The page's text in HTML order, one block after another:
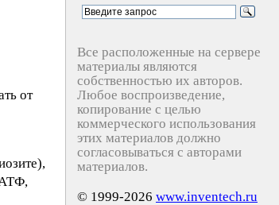
от
АТФ,
Все расположенные на сервере
материалы являются
собственностью их авторов.
Любое воспроизведение,
копирование с целью
коммерческого использования
этих материалов должно
согласовываться с авторами
материалов.
© 1999-2026 www.inventech.ru